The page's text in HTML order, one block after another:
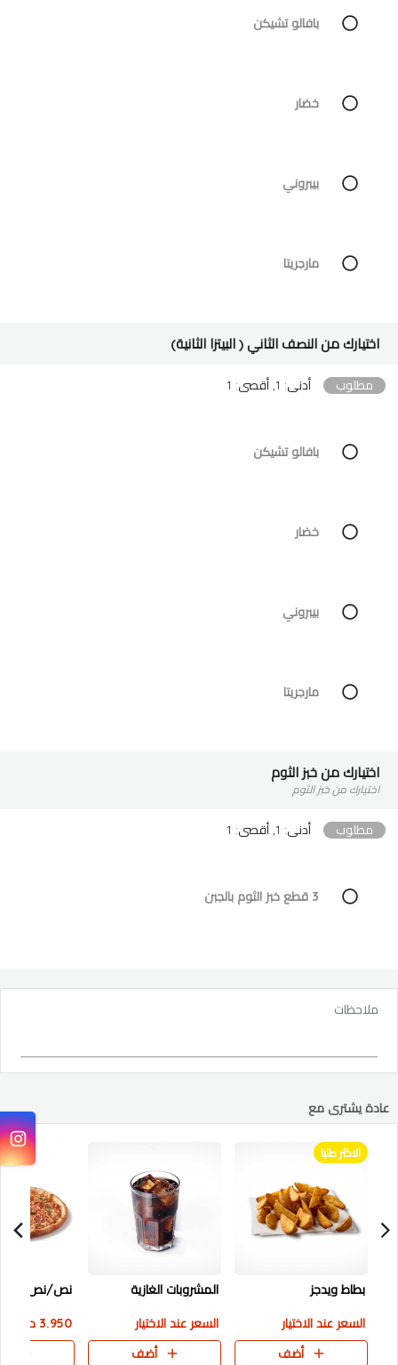
بافالو تشيكن
خضار
بيبروني
مارجريتا
اختيارك من النصف الثاني ( البيتزا الثانية)
مطلوب أدنى: 1, أقصى: 1
بافالو تشيكن
خضار
بيبروني
مارجريتا
اختيارك من خبز الثوم
اختيارك من خبز الثوم
مطلوب أدنى: 1, أقصى: 1
3 قطع خبز الثوم بالجبن
ملاحظات
عادة يشترى مع
الاكثر طلبا
بطاط ويدجز
السعر عند الاختيار
أضف
المشروبات الغازية
السعر عند الاختيار
أضف
نص/نص
3.950 دك